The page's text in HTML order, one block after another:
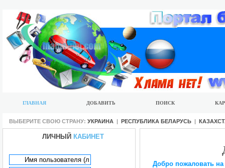
ГЛАВНАЯ ДОБАВИТЬ ПОИСК
ВЫБЕРИТЕ СВОЮ СТРАНУ: УКРАИНА | РЕСПУБЛИКА БЕЛАРУСЬ |
ЛИЧНЫЙ КАБИНЕТ
Добро пожаловать